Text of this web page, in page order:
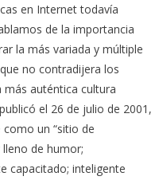
en Internet todavía
de la importancia
la más variada y múltiple
no contradijera los
auténtica cultura
el 26 de julio de 2001,
un “sitio de
de humor;
capacitado; inteligente